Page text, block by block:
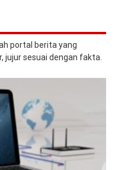
portal berita yang
jujur sesuai dengan fakta.